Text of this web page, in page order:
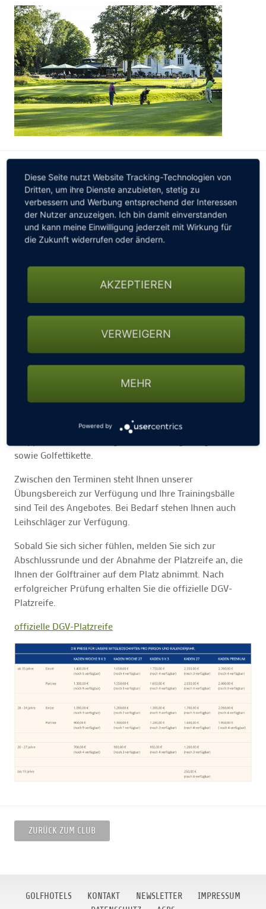
GOLFEINSTEIGER
GOLFHOTELS
DGV Platzreifeprüfung für
Gruppen & Einzelpersonen
die sie buchen und so flexibel, wie Sie es benötigen.
Trainer die wichtigsten Schläge im Bereich Putten,
sowie Golfettikette.
Zwischen den Terminen steht Ihnen unserer
Übungsbereich zur Verfügung und Ihre Trainingsbälle
sind Teil des Angebotes. Bei Bedarf stehen Ihnen auch
Leihschläger zur Verfügung.
Sobald Sie sich sicher fühlen, melden Sie sich zur
Abschlussrunde und der Abnahme der Platzreife an, die
Ihnen der Golftrainer auf dem Platz abnimmt. Nach
erfolgreicher Prüfung erhalten Sie die offizielle DGV-
Platzreife.
offizielle DGV-Platzreife
ZURÜCK ZUM CLUB
GOLFHOTELS KONTAKT NEWSLETTER
IMPRESSUM
Diese Seite nutzt Website Tracking-Technologien von
Dritten, um ihre Dienste anzubieten, stetig zu
verbessern und Werbung entsprechend der Interessen
der Nutzer anzuzeigen. Ich bin damit einverstanden
und kann meine Einwilligung jederzeit mit Wirkung für
die Zukunft widerrufen oder ändern.
AKZEPTIEREN
VERWEIGERN
MEHR
Powered by